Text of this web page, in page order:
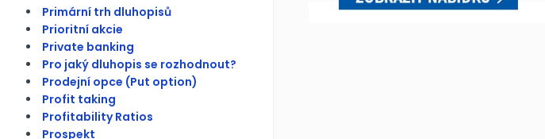
Primární trh dluhopisů
Prioritní akcie
Private banking
Pro jaký dluhopis se rozhodnout?
Prodejní opce (Put option)
Profit taking
Profitability Ratios
Prospekt